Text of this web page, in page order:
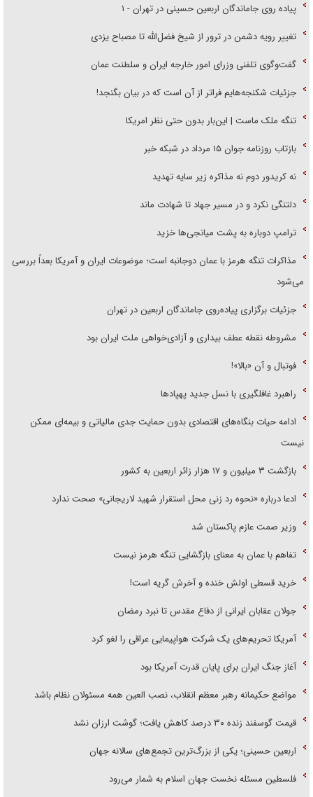
پیاده روی جاماندگان اربعین حسینی در تهران - ۱
تغییر رویه دشمن در ترور از شیخ فضل‌الله تا مصباح یزدی
گفت‌وگوی تلفنی وزرای امور خارجه ایران و سلطنت عمان
جزئیات شکنجه‌هایم فراتر از آن است که در بیان بگنجد!
تنگه ملک ماست | این‌بار بدون حتی نظر امریکا
بازتاب روزنامه جوان ۱۵ مرداد در شبکه خبر
نه کریدور دوم نه مذاکره زیر سایه تهدید
دلتنگی نکرد و در مسیر جهاد تا شهادت ماند
ترامپ دوباره به پشت میانجی‌ها خزید
مذاکرات تنگه هرمز با عمان دوجانبه است؛ موضوعات ایران و آمریکا بعداً بررسی
می‌شود
جزئیات برگزاری پیاده‌روی جاماندگان اربعین در تهران
مشروطه نقطه عطف بیداری و آزادی‌خواهی ملت ایران بود
فوتبال و آن «بالا»!
راهبرد غافلگیری با نسل جدید پهپاد‌ها
ادامه حیات بنگاه‌های اقتصادی بدون حمایت جدی مالیاتی و بیمه‌ای ممکن
نیست
بازگشت ۳ میلیون و ۱۷ هزار زائر اربعین به کشور
ادعا درباره «نحوه رد زنی محل استقرار شهید لاریجانی» صحت ندارد
وزیر صمت عازم پاکستان شد
تفاهم با عمان به معنای بازگشایی تنگه هرمز نیست
خرید قسطی اولش خنده و آخرش گریه است!
جولان عقابان ایرانی از دفاع مقدس تا نبرد رمضان
آمریکا تحریم‌های یک شرکت هواپیمایی عراقی را لغو کرد
آغاز جنگ ایران برای پایان قدرت آمریکا بود
مواضع حکیمانه رهبر معظم انقلاب، نصب العین همه مسئولان نظام باشد
قیمت گوسفند زنده ۳۰ درصد کاهش یافت؛ گوشت ارزان نشد
اربعین حسینی؛ یکی از بزرگ‌ترین تجمع‌های سالانه جهان
فلسطین مسئله نخست جهان اسلام به شمار می‌رود